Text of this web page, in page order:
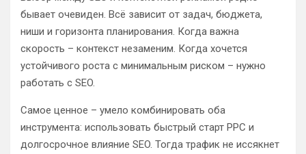
бывает очевиден. Всё зависит от задач, бюджета,
ниши и горизонта планирования. Когда важна
скорость – контекст незаменим. Когда хочется
устойчивого роста с минимальным риском – нужно
работать с SEO.
Самое ценное – умело комбинировать оба
инструмента: использовать быстрый старт PPC и
долгосрочное влияние SEO. Тогда трафик не иссякнет